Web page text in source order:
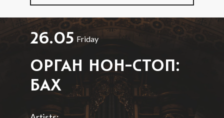
26.05 Friday
ОРГАН НОН-СТОП:
БАХ